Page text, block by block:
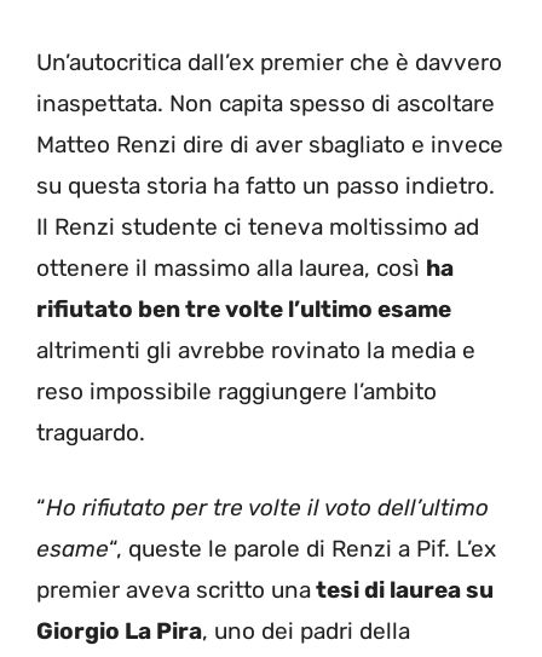
Un’autocritica dall’ex premier che è davvero
inaspettata. Non capita spesso di ascoltare
Matteo Renzi dire di aver sbagliato e invece
su questa storia ha fatto un passo indietro.
Il Renzi studente ci teneva moltissimo ad
ottenere il massimo alla laurea, così ha
rifiutato ben tre volte l’ultimo esame
altrimenti gli avrebbe rovinato la media e
reso impossibile raggiungere l’ambito
traguardo.
“Ho rifiutato per tre volte il voto dell’ultimo
esame“, queste le parole di Renzi a Pif. L’ex
premier aveva scritto unatesi di laurea su
Giorgio La Pira, uno dei padri della